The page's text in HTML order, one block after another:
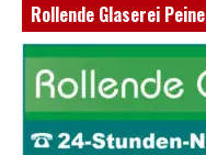
Rollende Glaserei Peine